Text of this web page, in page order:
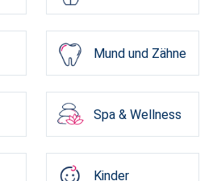
Mund und Zähne
Spa & Wellness
Kinder